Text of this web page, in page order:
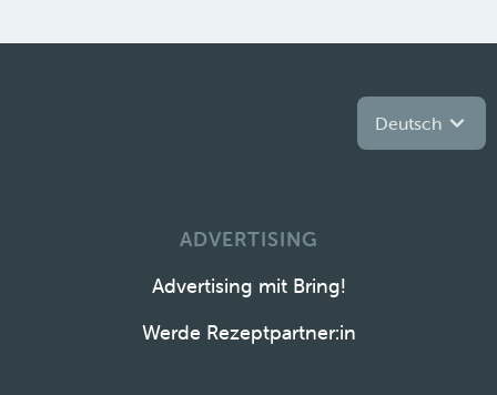
Deutsch
ADVERTISING
Advertising mit Bring!
Werde Rezeptpartner:in